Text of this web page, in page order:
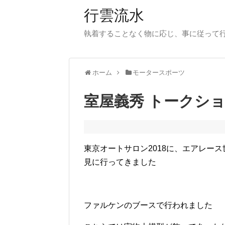
行雲流水
執着することなく物に応じ、事に従って
ホーム モータースポーツ
室屋義秀 トークシ
東京オートサロン2018に、エアレー
見に行ってきました
ファルケンのブースで行われました